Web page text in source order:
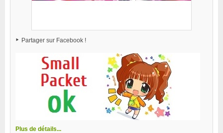
Partager sur Facebook !
Plus de détails...